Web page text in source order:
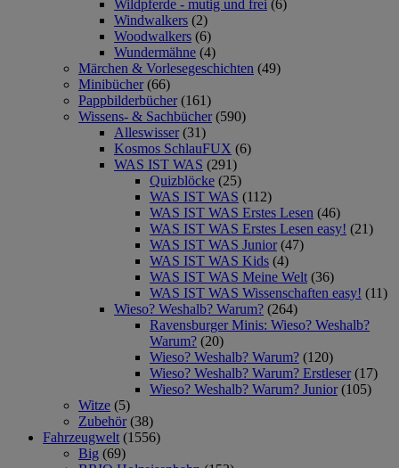
Wildpferde - mutig und frei (6)
Windwalkers (2)
Woodwalkers (6)
Wundermähne (4)
Märchen & Vorlesegeschichten (49)
Minibücher (66)
Pappbilderbücher (161)
Wissens- & Sachbücher (590)
Alleswisser (31)
Kosmos SchlauFUX (6)
WAS IST WAS (291)
Quizblöcke (25)
WAS IST WAS (112)
WAS IST WAS Erstes Lesen (46)
WAS IST WAS Erstes Lesen easy! (21)
WAS IST WAS Junior (47)
WAS IST WAS Kids (4)
WAS IST WAS Meine Welt (36)
WAS IST WAS Wissenschaften easy! (11)
Wieso? Weshalb? Warum? (264)
Ravensburger Minis: Wieso? Weshalb?
Warum? (20)
Wieso? Weshalb? Warum? (120)
Wieso? Weshalb? Warum? Erstleser (17)
Wieso? Weshalb? Warum? Junior (105)
Witze (5)
Zubehör (38)
Fahrzeugwelt (1556)
Big (69)